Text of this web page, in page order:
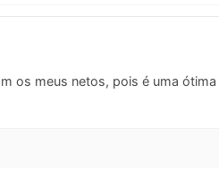
os meus netos, pois é uma